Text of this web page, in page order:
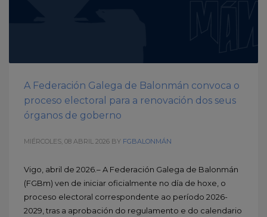
A Federación Galega de Balonmán convoca o
proceso electoral para a renovación dos seus
órganos de goberno
MIÉRCOLES, 08 ABRIL 2026 BY FGBALONMÁN
Vigo, abril de 2026.– A Federación Galega de Balonmán
(FGBm) ven de iniciar oficialmente no día de hoxe, o
proceso electoral correspondente ao período 2026-
2029, tras a aprobación do regulamento e do calendario